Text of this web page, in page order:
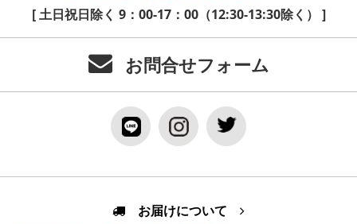
[ 土日祝日除く 9：00-17：00（12:30-13:30除く） ]
お問合せフォーム
お届けについて